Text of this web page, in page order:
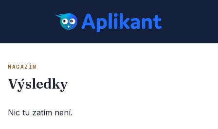
MAGAZÍN
Výsledky
Nic tu zatím není.